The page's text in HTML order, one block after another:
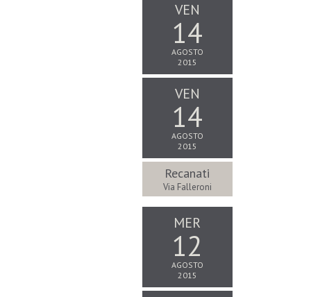
VEN
14
AGOSTO
2015
VEN
14
AGOSTO
2015
Recanati
Via Falleroni
MER
12
AGOSTO
2015